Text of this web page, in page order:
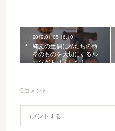
2019.01.05 16:10
縄文の土偶に私たちの命
そのものを大切にするル
ーツがありました！
0コメント